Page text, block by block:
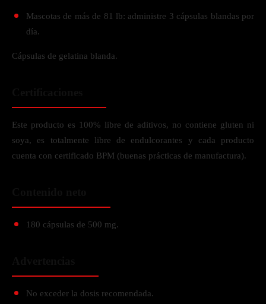
Mascotas de más de 81 lb: administre 3 cápsulas blandas por
día.
Cápsulas de gelatina blanda.
Este producto es 100% libre de aditivos, no contiene gluten ni
soya, es totalmente libre de endulcorantes y cada producto
cuenta con certificado BPM (buenas prácticas de manufactura).
180 cápsulas de 500 mg.
No exceder la dosis recomendada.